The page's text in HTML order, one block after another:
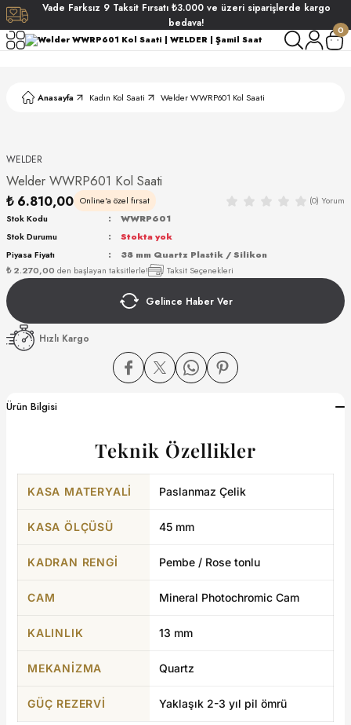
Vade Farksız 9 Taksit Fırsatı ₺3.000 ve üzeri siparişlerde kargo
bedava!
0
Anasayfa Kadın Kol Saati Welder WWRP601 Kol Saati
WELDER
Welder WWRP601 Kol Saati
₺ 6.810,00 Online'a özel fırsat (0) Yorum
₺ 2.270,00 den başlayan taksitlerle! Taksit Seçenekleri
Stok Kodu
WWRP601
Stok Durumu
Stokta yok
Piyasa Fiyatı
38 mm Quartz Plastik / Silikon
Gelince Haber Ver
Hızlı Kargo
Ürün Bilgisi
Teknik Özellikler
KASA MATERYALI Paslanmaz Çelik
KASA ÖLÇÜSÜ 45 mm
KADRAN RENGI Pembe / Rose tonlu
CAM Mineral Photochromic Cam
KALINLIK 13 mm
MEKANIZMA Quartz
GÜÇ REZERVI Yaklaşık 2-3 yıl pil ömrü
CLUB
CLUB